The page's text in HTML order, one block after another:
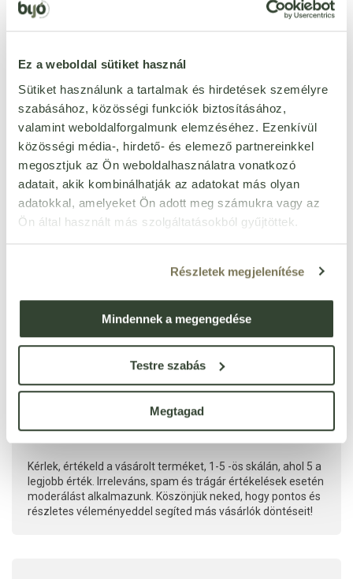
Ez a weboldal sütiket használ
Sütiket használunk a tartalmak és hirdetések személyre
szabásához, közösségi funkciók biztosításához,
valamint weboldalforgalmunk elemzéséhez. Ezenkívül
közösségi média-, hirdető- és elemező partnereinkkel
megosztjuk az Ön weboldalhasználatra vonatkozó
adatait, akik kombinálhatják az adatokat más olyan
adatokkal, amelyeket Ön adott meg számukra vagy az
Ön által használt más szolgáltatásokból gyűjtöttek.
Részletek megjelenítése
Mindennek a megengedése
Testre szabás
Megtagad
ÉRTÉKELÉST ÍROK
Kérlek, értékeld a vásárolt terméket, 1-5 -ös skálán, ahol 5 a
legjobb érték. Irreleváns, spam és trágár értékelések esetén
moderálást alkalmazunk. Köszönjük neked, hogy pontos és
részletes véleményeddel segíted más vásárlók döntéseit!